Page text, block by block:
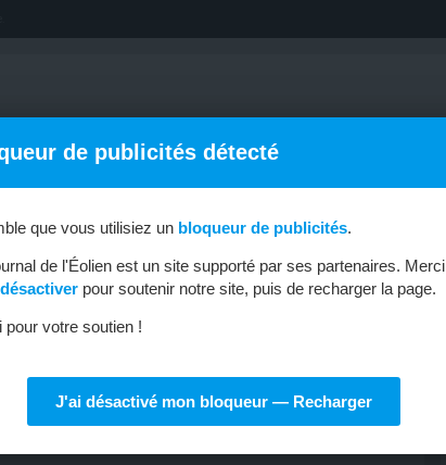
D’EMPLOI MÉTIERS & FORMATIONS
d’électricité
de publicités détecté
que vous utilisiez un bloqueur de publicités.
de l'Éolien est un site supporté par ses partenaires. Merci
désactiver pour soutenir notre site, puis de recharger la page.
pour votre soutien !
J'ai désactivé mon bloqueur — Recharger